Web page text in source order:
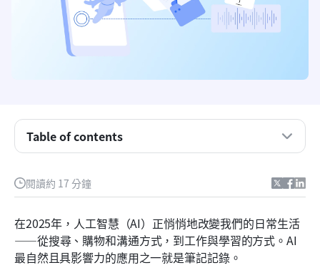
閱讀約 17 分鐘
在2025年，人工智慧（AI）正悄悄地改變我們的日常生活
——從搜尋、購物和溝通方式，到工作與學習的方式。AI
最自然且具影響力的應用之一就是筆記記錄。
Table of contents
什麼造就了一款優秀的 AI 筆記應用程式？
2026年頂尖5款AI筆記應用程式
Lark – 超越筆記：具備 AI 的全方位協作套件